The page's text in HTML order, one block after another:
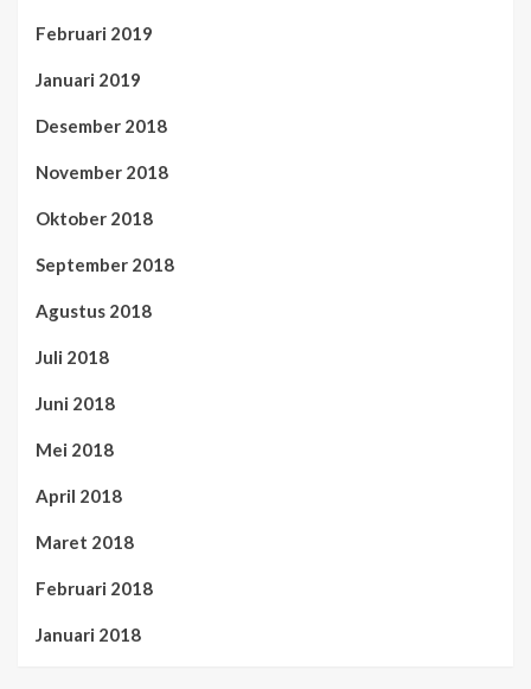
Februari 2019
Januari 2019
Desember 2018
November 2018
Oktober 2018
September 2018
Agustus 2018
Juli 2018
Juni 2018
Mei 2018
April 2018
Maret 2018
Februari 2018
Januari 2018